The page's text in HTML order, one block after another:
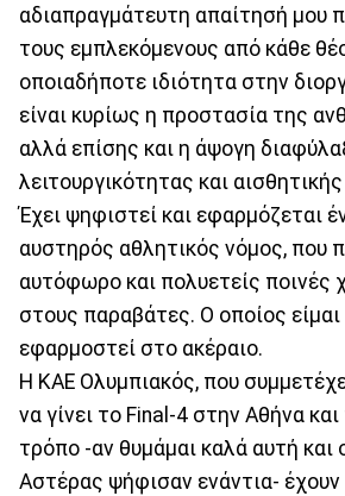
αδιαπραγμάτευτη απαίτησή μου
τους εμπλεκόμενους από κάθε
οποιαδήποτε ιδιότητα στην
είναι κυρίως η προστασία της
αλλά επίσης και η άψογη
λειτουργικότητας και
Έχει ψηφιστεί και εφαρμόζεται
αυστηρός αθλητικός νόμος, που
αυτόφωρο και πολυετείς ποινές
στους παραβάτες. Ο οποίος είμαι
εφαρμοστεί στο ακέραιο.
Η ΚΑΕ Ολυμπιακός, που
να γίνει το Final-4 στην Αθήνα
τρόπο -αν θυμάμαι καλά αυτή και
Αστέρας ψήφισαν ενάντια-